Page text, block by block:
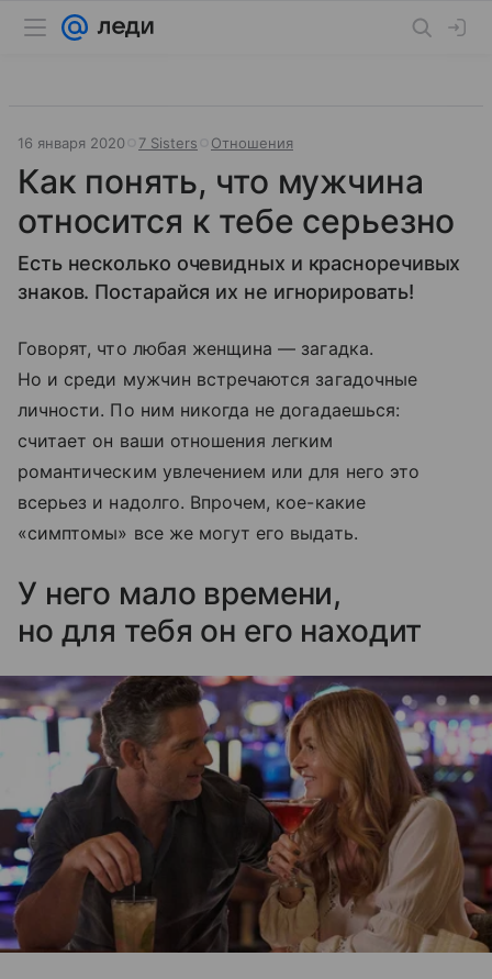
16 января 2020 7 Sisters Отношения
Как понять, что мужчина
относится к тебе серьезно
Есть несколько очевидных и красноречивых
знаков. Постарайся их не игнорировать!
Говорят, что любая женщина — загадка.
Но и среди мужчин встречаются загадочные
личности. По ним никогда не догадаешься:
считает он ваши отношения легким
романтическим увлечением или для него это
всерьез и надолго. Впрочем, кое-какие
«симптомы» все же могут его выдать.
У него мало времени,
но для тебя он его находит